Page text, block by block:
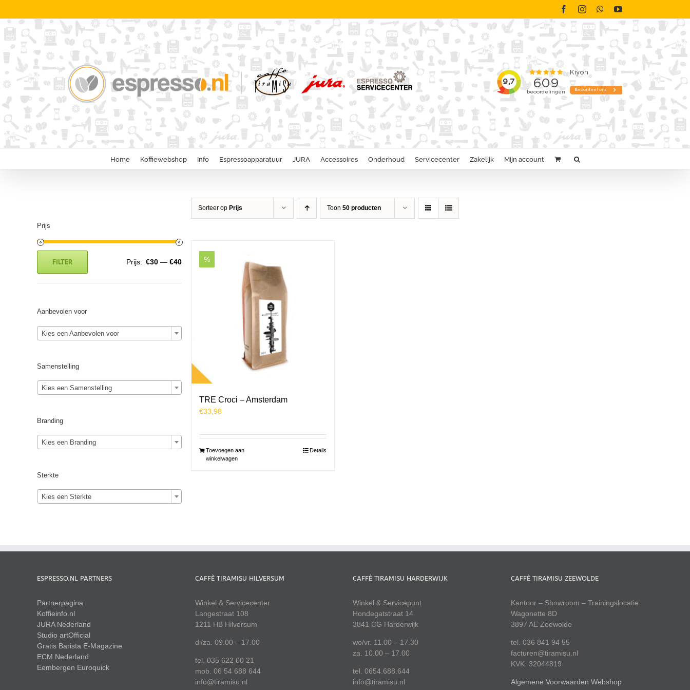
inhoud
FacebookInstagramWhatsAppYouTube
Home Koffiewebshop Info Espressoapparatuur JURA Accessoires Onderhoud Servicecenter Zakelijk Mijn account
Sorteer op Prijs Toon 50 producten
%
TRE Croci – Amsterdam
€33,98
Toevoegen aan
winkelwagen
Details
Prijs
FILTER Prijs: €30 — €40
Aanbevolen voor
Kies een Aanbevolen voor
Samenstelling
Kies een Samenstelling
Branding
Kies een Branding
Sterkte
Kies een Sterkte
ESPRESSO.NL PARTNERS
Partnerpagina
Koffieinfo.nl
JURA Nederland
Studio artOfficial
Gratis Barista E-Magazine
ECM Nederland
Eembergen Euroquick
CAFFÈ TIRAMISU HILVERSUM
Winkel & Servicecenter
Langestraat 108
1211 HB Hilversum
di/za. 09.00 – 17.00
tel. 035 622 00 21
mob. 06 54 688 644
info@tiramisu.nl
CAFFÈ TIRAMISU HARDERWIJK
Winkel & Servicepunt
Hondegatstraat 14
3841 CG Harderwijk
wo/vr. 11.00 – 17.30
za. 10.00 – 17.00
tel. 0654.688.644
info@tiramisu.nl
CAFFÈ TIRAMISU ZEEWOLDE
Kantoor – Showroom – Trainingslocatie
Wagonette 8D
3897 AE Zeewolde
tel. 036 841 94 55
facturen@tiramisu.nl
KVK 32044819
Algemene Voorwaarden Webshop